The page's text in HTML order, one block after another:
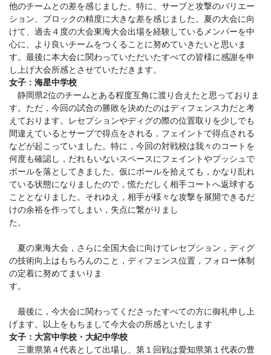
他のチームとの差を感じました。特に、サーブと攻撃のバリエー
ション、ブロックの精度に大きな差を感じました。夏の大会に向
けて、過去４度の大会東海大会出場を経験しているメンバーを中
心に、より良いチームをつくることに努めていきたいと思いま
す。最後に本大会に関わっていただいたすべての皆様に感謝を申
し上げ大会所感とさせていただきます。
女子：海星中学校
静岡県2位のチームとある程度互角に渡り合えたと思っておりま
す。ただ，今回の試合の勝敗を決めたのはディフェンス力だと考
えております。レセプションやディグの際の位置取りを少しでも
間違えているとサーブで得点をされる，フェイントで得点される
などが起こっていました。特に，今回の対戦校は我々のコートを
何度も確認し，だれもいないスペースにフェイントやプッシュで
ボールを落としてきました。仮にボールを拾えても，かなり乱れ
ている状態になりましたので，慌ただしく相手コートへ返球する
こととなりました。それゆえ，相手が様々な攻撃を展開できるだ
けの余裕を作ってしまい，失点に繋がりまし
た。
夏の東海大会，さらに全国大会に向けてレセプション，ディグ
の技術向上はもちろんのこと，ディフェンス位置，フォロー体制
の定着に努めてまいりま
す。
最後に，今大会に関わってくださったすべての方に御礼申し上
げます。以上をもちまして今大会の所感といたします
女子：大宮中学校・大紀中学校
三重県第４代表として出場し、第１回戦は愛知県第１代表の豊